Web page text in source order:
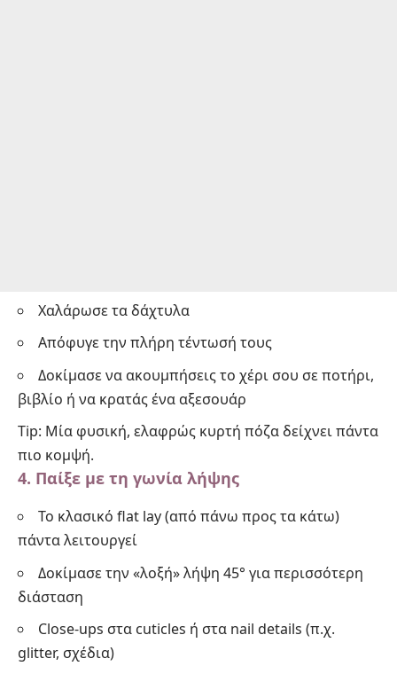
Χαλάρωσε τα δάχτυλα
Απόφυγε την πλήρη τέντωσή τους
Δοκίμασε να ακουμπήσεις το χέρι σου σε ποτήρι,
βιβλίο ή να κρατάς ένα αξεσουάρ
Tip: Μία φυσική, ελαφρώς κυρτή πόζα δείχνει πάντα
πιο κομψή.
4. Παίξε με τη γωνία λήψης
Το κλασικό flat lay (από πάνω προς τα κάτω)
πάντα λειτουργεί
Δοκίμασε την «λοξή» λήψη 45° για περισσότερη
διάσταση
Close-ups στα cuticles ή στα nail details (π.χ.
glitter, σχέδια)